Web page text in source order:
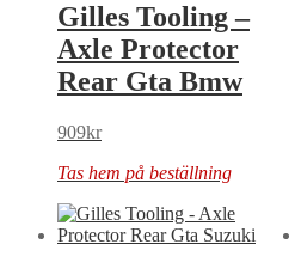
Gilles Tooling –
Axle Protector
Rear Gta Bmw
909kr
Tas hem på beställning